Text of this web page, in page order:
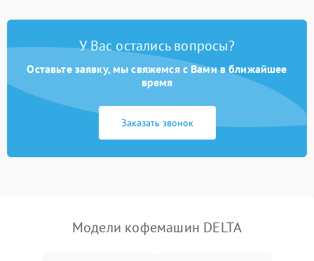
Постоянные сбои в работе 1500 ₽ Подробнее →
У Вас остались вопросы?
Оставьте заявку, мы свяжемся с Вами в ближайшее
время
Заказать звонок
Модели кофемашин DELTA